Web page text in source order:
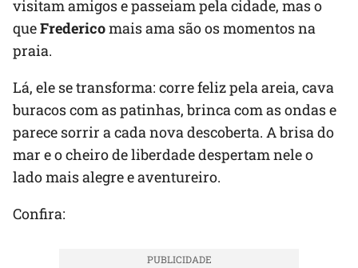
visitam amigos e passeiam pela cidade, mas o
queFredericomais ama são os momentos na
praia.
Lá, ele se transforma: corre feliz pela areia, cava
buracos com as patinhas, brinca com as ondas e
parece sorrir a cada nova descoberta. A brisa do
mar e o cheiro de liberdade despertam nele o
lado mais alegre e aventureiro.
Confira: